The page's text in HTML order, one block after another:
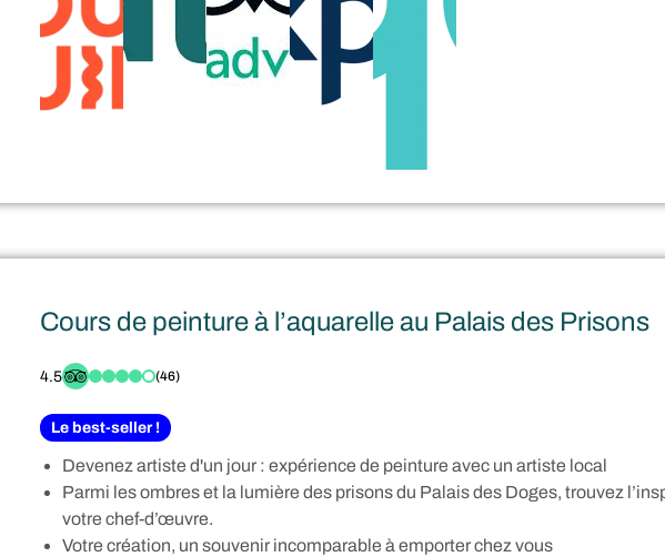
Cours de peinture à l’aquarelle au Palais des Prisons
4.5 (46)
Le best-seller !
Devenez artiste d'un jour : expérience de peinture avec un artiste local
Parmi les ombres et la lumière des prisons du Palais des Doges, trouvez
votre chef-d’œuvre.
Votre création, un souvenir incomparable à emporter chez vous